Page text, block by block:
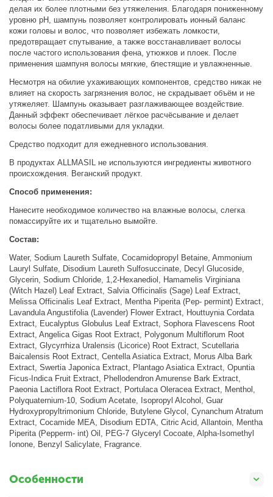
делая их более плотными без утяжеления. Благодаря пониженному
уровню pH, шампунь позволяет контролировать ионный баланс
кожи головы и волос, что позволяет избежать ломкости,
предотвращает спутывание, а также восстанавливает волосы
после частого использования фена, утюжков и плоек. После
применения шампуня волосы мягкие, блестящие и увлажненные.
Несмотря на обилие ухаживающих компонентов, средство никак не
влияет на скорость загрязнения волос, не скрадывает объём и не
утяжеляет. Шампунь оказывает разглаживающее воздействие.
Данный эффект обеспечивает лёгкое расчёсывание и делает
волосы более податливыми для укладки.
Средство подходит для ежедневного использования.
В продуктах ALLMASIL не используются ингредиенты животного
происхождения. Веганский продукт.
Способ применения:
Нанесите необходимое количество на влажные волосы, слегка
помассируйте их и тщательно вымойте.
Состав:
Water, Sodium Laureth Sulfate, Cocamidopropyl Betaine, Ammonium
Lauryl Sulfate, Disodium Laureth Sulfosuccinate, Decyl Glucoside,
Glycerin, Sodium Chloride, 1,2-Hexanediol, Hamamelis Virginiana
(Witch Hazel) Leaf Extract, Salvia Officinalis (Sage) Leaf Extract,
Melissa Officinalis Leaf Extract, Mentha Piperita (Pep- permint) Extract,
Lavandula Angustifolia (Lavender) Flower Extract, Houttuynia Cordata
Extract, Eucalyptus Globulus Leaf Extract, Sophora Flavescens Root
Extract, Angelica Gigas Root Extract, Polygonum Multiflorum Root
Extract, Glycyrrhiza Uralensis (Licorice) Root Extract, Scutellaria
Baicalensis Root Extract, Centella Asiatica Extract, Morus Alba Bark
Extract, Swertia Japonica Extract, Plantago Asiatica Extract, Opuntia
Ficus-Indica Fruit Extract, Phellodendron Amurense Bark Extract,
Paeonia Lactiflora Root Extract, Portulaca Oleracea Extract, Menthol,
Polyquaternium-10, Sodium Acetate, Isopropyl Alcohol, Guar
Hydroxypropyltrimonium Chloride, Butylene Glycol, Cynanchum Atratum
Extract, Cocamide MEA, Disodium EDTA, Citric Acid, Allantoin, Mentha
Piperita (Pepperm- int) Oil, PEG-7 Glyceryl Cocoate, Alpha-Isomethyl
Ionone, Benzyl Salicylate, Fragrance.
Особенности